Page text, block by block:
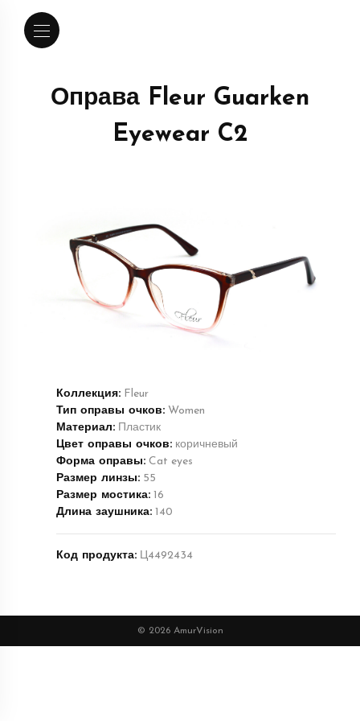
Оправа Fleur Guarken
Eyewear C2
Коллекция: Fleur
Тип оправы очков: Women
Материал: Пластик
Цвет оправы очков: коричневый
Форма оправы: Cat eyes
Размер линзы: 55
Размер мостика: 16
Длина заушника: 140
Код продукта: Ц4492434
© 2026 AmurVision